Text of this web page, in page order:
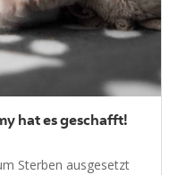
hat es geschafft!
Sterben ausgesetzt